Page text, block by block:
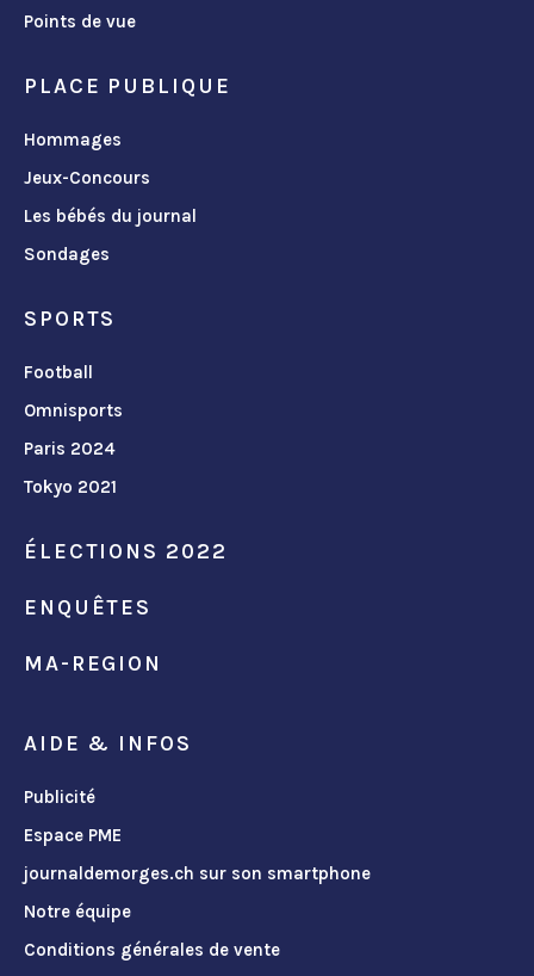
Points de vue
PLACE PUBLIQUE
Hommages
Jeux-Concours
Les bébés du journal
Sondages
SPORTS
Football
Omnisports
Paris 2024
Tokyo 2021
ÉLECTIONS 2022
ENQUÊTES
MA-REGION
AIDE & INFOS
Publicité
Espace PME
journaldemorges.ch sur son smartphone
Notre équipe
Conditions générales de vente